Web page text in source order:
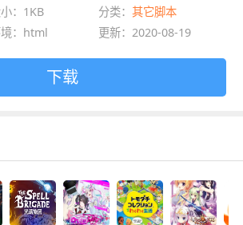
：1KB 分类：其它脚本
：html
更新：2020-08-19
下载